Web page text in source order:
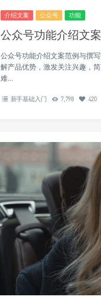
介绍文案 公众号 功能
公众号功能介绍文
公众号功能介绍文案范例与撰
解产品优势，激发关注兴趣，
难…
新手基础入门 7,798 420